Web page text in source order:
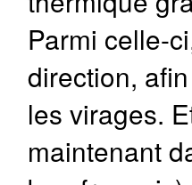
Parmi celle-
direction,
les virages.
maintenant